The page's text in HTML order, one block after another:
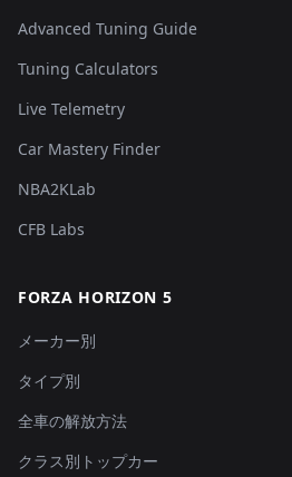
Advanced Tuning Guide
Tuning Calculators
Live Telemetry
Car Mastery Finder
NBA2KLab
CFB Labs
FORZA HORIZON 5
メーカー別
タイプ別
全車の解放方法
クラス別トップカー